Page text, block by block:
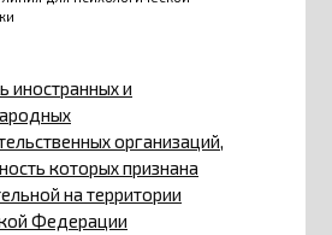
иностранных и
организаций,
которых признана
на территории
Федерации